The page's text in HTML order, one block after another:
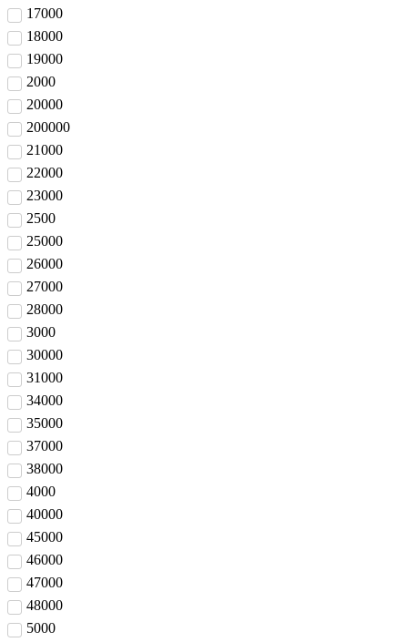
17000
18000
19000
2000
20000
200000
21000
22000
23000
2500
25000
26000
27000
28000
3000
30000
31000
34000
35000
37000
38000
4000
40000
45000
46000
47000
48000
5000